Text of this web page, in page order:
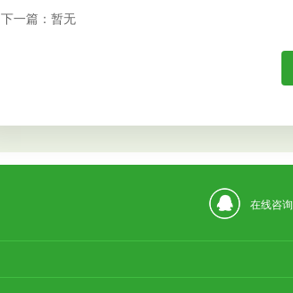
下一篇：暂无
在线咨询